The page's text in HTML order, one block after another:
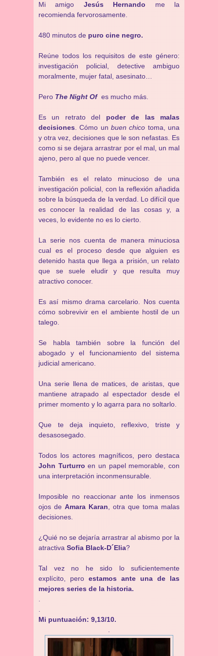
Mi amigo Jesús Hernando me la
recomienda fervorosamente.
480 minutos de puro cine negro.
Reúne todos los requisitos de este género:
investigación policial, detective ambiguo
moralmente, mujer fatal, asesinato…
Pero The Night Ofes mucho más.
Es un retrato del poder de las malas
decisiones . Cómo un buen chico toma, una
y otra vez, decisiones que le son nefastas. Es
como si se dejara arrastrar por el mal, un mal
ajeno, pero al que no puede vencer.
También es el relato minucioso de una
investigación policial, con la reflexión añadida
sobre la búsqueda de la verdad. Lo difícil que
es conocer la realidad de las cosas y, a
veces, lo evidente no es lo cierto.
La serie nos cuenta de manera minuciosa
cual es el proceso desde que alguien es
detenido hasta que llega a prisión, un relato
que se suele eludir y que resulta muy
atractivo conocer.
Es así mismo drama carcelario. Nos cuenta
cómo sobrevivir en el ambiente hostil de un
talego.
Se habla también sobre la función del
abogado y el funcionamiento del sistema
judicial americano.
Una serie llena de matices, de aristas, que
mantiene atrapado al espectador desde el
primer momento y lo agarra para no soltarlo.
Que te deja inquieto, reflexivo, triste y
desasosegado.
Todos los actores magníficos, pero destaca
John Turturro en un papel memorable, con
una interpretación inconmensurable.
Imposible no reaccionar ante los inmensos
ojos de Amara Karan , otra que toma malas
decisiones.
¿Quié no se dejaría arrastrar al abismo por la
atractiva Sofia Black-D´Elia?
Tal vez no he sido lo suficientemente
explícito, pero estamos ante una de las
mejores series de la historia.
Mi puntuación: 9,13/10.